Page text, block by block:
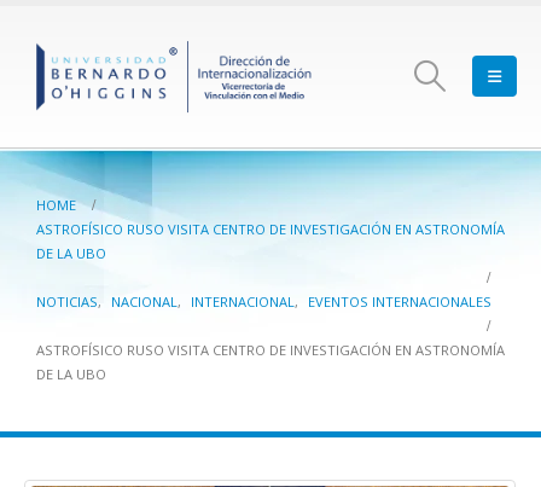
HOME
ASTROFÍSICO RUSO VISITA CENTRO DE INVESTIGACIÓN EN ASTRONOMÍA
DE LA UBO
NOTICIAS, NACIONAL, INTERNACIONAL, EVENTOS INTERNACIONALES
ASTROFÍSICO RUSO VISITA CENTRO DE INVESTIGACIÓN EN ASTRONOMÍA
DE LA UBO